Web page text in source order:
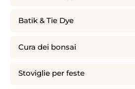
Batik & Tie Dye
Cura dei bonsai
Stoviglie per feste